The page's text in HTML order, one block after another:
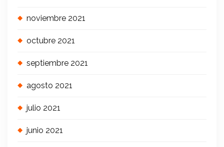
noviembre 2021
octubre 2021
septiembre 2021
agosto 2021
julio 2021
junio 2021